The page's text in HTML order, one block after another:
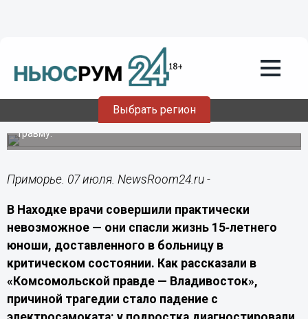
Выбрать регион
В Приморье врачи вытащили с того
света подростка, упавшего с самоката
В Находкинской больнице медики помогли 15‑летнему
подростку, получившему тяжёлую черепно‑мозговую
травму.
Приморье. 07 июля. NewsRoom24.ru -
В Находке врачи совершили практически
невозможное — они спасли жизнь 15‑летнего
юноши, доставленного в больницу в
критическом состоянии. Как рассказали в
«Комсомольской правде — Владивосток»,
причиной трагедии стало падение с